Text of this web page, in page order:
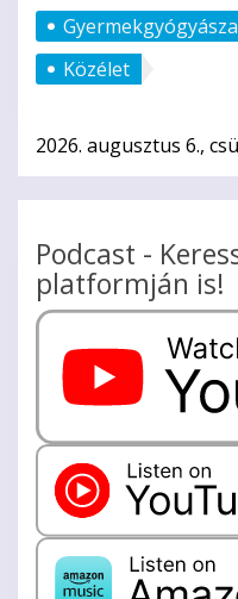
Közélet
2026. augusztus 6.,
Podcast -
platformján is!